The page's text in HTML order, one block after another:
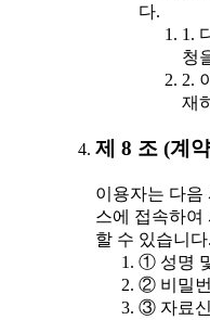
다.
1.
청
2.
재
제 8 조 (계
이용자는 다음
스에 접속하여
할 수 있습니다.
① 성명
② 비밀
③ 자료신